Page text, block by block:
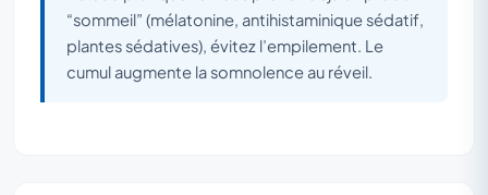
“sommeil” (mélatonine, antihistaminique sédatif,
plantes sédatives), évitez l’empilement. Le
cumul augmente la somnolence au réveil.